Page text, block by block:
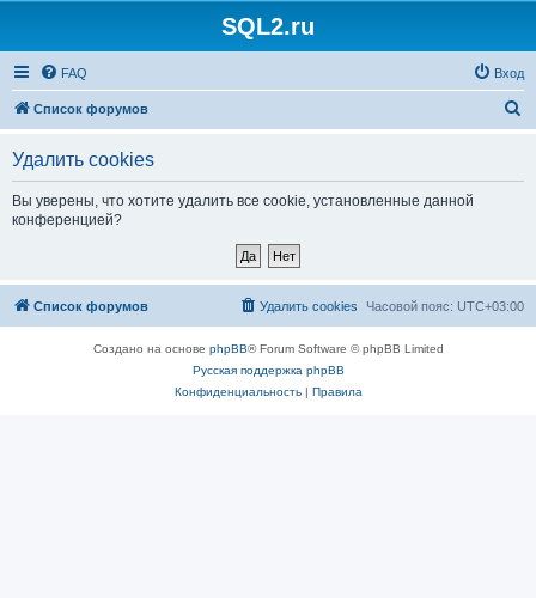
SQL2.ru
FAQ Вход
Список форумов
Удалить cookies
Вы уверены, что хотите удалить все cookie, установленные данной
конференцией?
Список форумов Часовой пояс: UTC+03:00
Удалить cookies
Создано на основе phpBB® Forum Software © phpBB Limited
Русская поддержка phpBB
Конфиденциальность| Правила